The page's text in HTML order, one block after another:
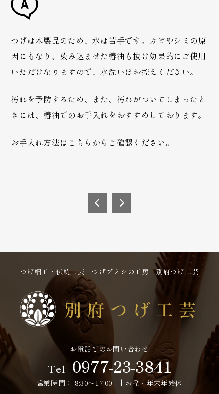
つげは木製品のため、水は苦手です。カビやシミの原
因にもなり、染み込ませた椿油も抜け効果的にご使用
いただけなりますので、水洗いはお控えください。
汚れを予防するため、また、汚れがついてしまったと
きには、椿油でのお手入れをおすすめしております。
お手入れ方法はこちらからご確認ください。
ビ
ゲ
シ
ョ
ン
たく
さん
ある
の？
も椿
油が
つい
つげ細工・伝統工芸・つげブラシの工房 別府つげ工芸
お電話でのお問い合わせ
Tel. 0977-23-3841
営業時間： 8:30～17:00 | お盆・年末年始休